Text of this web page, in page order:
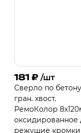
181 ₽ /шт
Сверло по
гран. хвост.
РемоКолор
оксидированное
режущие кромки